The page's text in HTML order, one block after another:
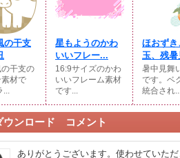
の干支
干支の
材で
...
星もようのかわ
いいフレー...
16:9サイズのかわ
いいフレーム素材
です...
ほおずき
玉、残暑
暑中見舞
です。ベ
統合され
ウンロード コメント
ありがとうございます。使わせていただ